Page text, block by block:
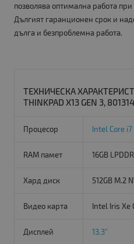
позволява оптимална работа
Дългият гаранционен срок и
дълга и безпроблемна работа.
ТЕХНИЧЕСКА
THINKPAD X13 GEN 3,
Процесор Intel Core i7
RAM памет 16GB
Хард диск 512GB M.2
Видео карта Intel Iris Xe
Дисплей 13.3"